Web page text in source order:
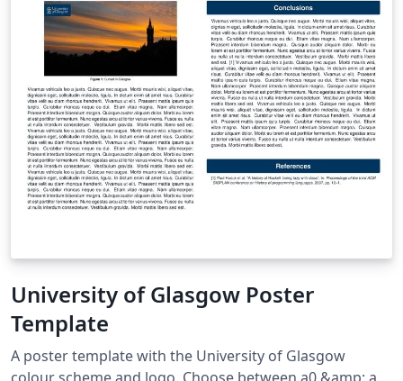
University of Glasgow Poster
Template
A poster template with the University of Glasgow